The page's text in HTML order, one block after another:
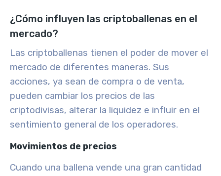
¿Cómo influyen las criptoballenas en el
mercado?
Las criptoballenas tienen el poder de mover el
mercado de diferentes maneras. Sus
acciones, ya sean de compra o de venta,
pueden cambiar los precios de las
criptodivisas, alterar la liquidez e influir en el
sentimiento general de los operadores.
Movimientos de precios
Cuando una ballena vende una gran cantidad